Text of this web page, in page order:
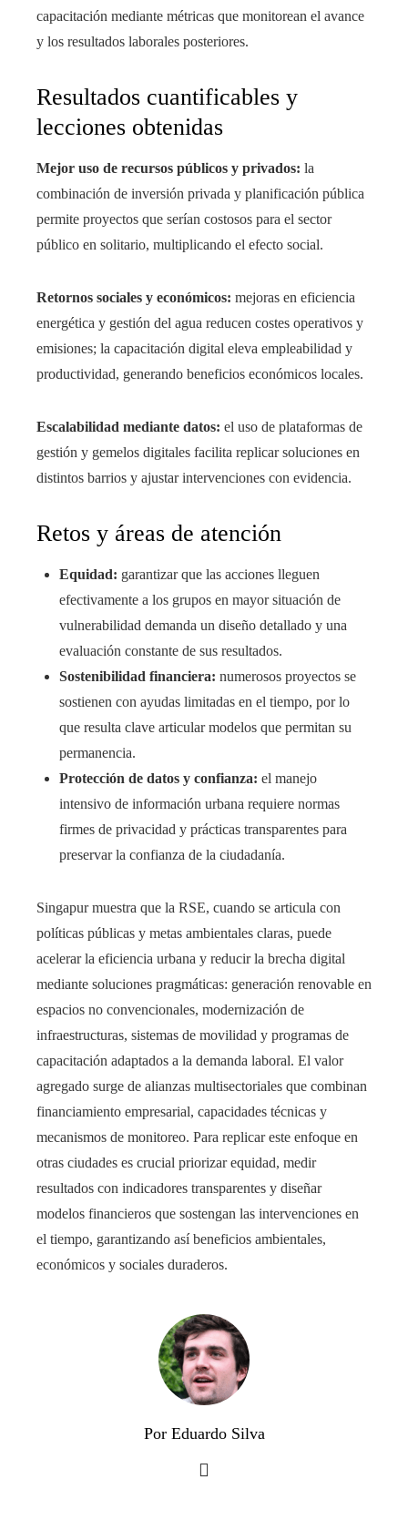
capacitación mediante métricas que monitorean el avance
y los resultados laborales posteriores.
Resultados cuantificables y
lecciones obtenidas
Mejor uso de recursos públicos y privados: la
combinación de inversión privada y planificación pública
permite proyectos que serían costosos para el sector
público en solitario, multiplicando el efecto social.
Retornos sociales y económicos: mejoras en eficiencia
energética y gestión del agua reducen costes operativos y
emisiones; la capacitación digital eleva empleabilidad y
productividad, generando beneficios económicos locales.
Escalabilidad mediante datos: el uso de plataformas de
gestión y gemelos digitales facilita replicar soluciones en
distintos barrios y ajustar intervenciones con evidencia.
Retos y áreas de atención
Equidad: garantizar que las acciones lleguen
efectivamente a los grupos en mayor situación de
vulnerabilidad demanda un diseño detallado y una
evaluación constante de sus resultados.
Sostenibilidad financiera: numerosos proyectos se
sostienen con ayudas limitadas en el tiempo, por lo
que resulta clave articular modelos que permitan su
permanencia.
Protección de datos y confianza: el manejo
intensivo de información urbana requiere normas
firmes de privacidad y prácticas transparentes para
preservar la confianza de la ciudadanía.
Singapur muestra que la RSE, cuando se articula con
políticas públicas y metas ambientales claras, puede
acelerar la eficiencia urbana y reducir la brecha digital
mediante soluciones pragmáticas: generación renovable en
espacios no convencionales, modernización de
infraestructuras, sistemas de movilidad y programas de
capacitación adaptados a la demanda laboral. El valor
agregado surge de alianzas multisectoriales que combinan
financiamiento empresarial, capacidades técnicas y
mecanismos de monitoreo. Para replicar este enfoque en
otras ciudades es crucial priorizar equidad, medir
resultados con indicadores transparentes y diseñar
modelos financieros que sostengan las intervenciones en
el tiempo, garantizando así beneficios ambientales,
económicos y sociales duraderos.
Por Eduardo Silva